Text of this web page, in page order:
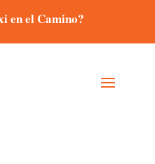
en el Camino?